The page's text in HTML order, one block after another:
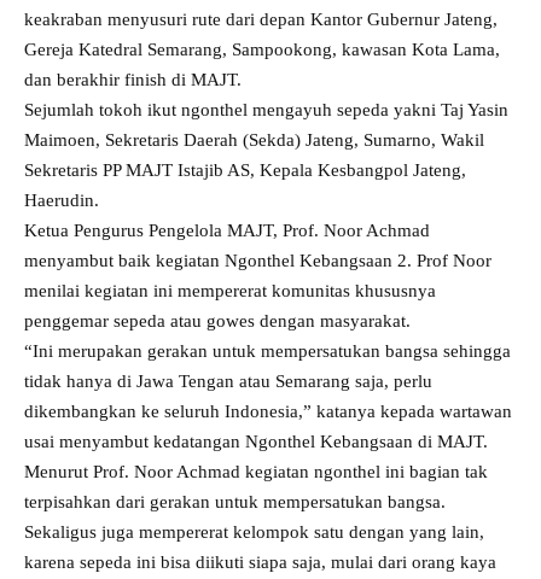
keakraban menyusuri rute dari depan Kantor Gubernur Jateng,
Gereja Katedral Semarang, Sampookong, kawasan Kota Lama,
dan berakhir finish di MAJT.
Sejumlah tokoh ikut ngonthel mengayuh sepeda yakni Taj Yasin
Maimoen, Sekretaris Daerah (Sekda) Jateng, Sumarno, Wakil
Sekretaris PP MAJT Istajib AS, Kepala Kesbangpol Jateng,
Haerudin.
Ketua Pengurus Pengelola MAJT, Prof. Noor Achmad
menyambut baik kegiatan Ngonthel Kebangsaan 2. Prof Noor
menilai kegiatan ini mempererat komunitas khususnya
penggemar sepeda atau gowes dengan masyarakat.
“Ini merupakan gerakan untuk mempersatukan bangsa sehingga
tidak hanya di Jawa Tengan atau Semarang saja, perlu
dikembangkan ke seluruh Indonesia,” katanya kepada wartawan
usai menyambut kedatangan Ngonthel Kebangsaan di MAJT.
Menurut Prof. Noor Achmad kegiatan ngonthel ini bagian tak
terpisahkan dari gerakan untuk mempersatukan bangsa.
Sekaligus juga mempererat kelompok satu dengan yang lain,
karena sepeda ini bisa diikuti siapa saja, mulai dari orang kaya